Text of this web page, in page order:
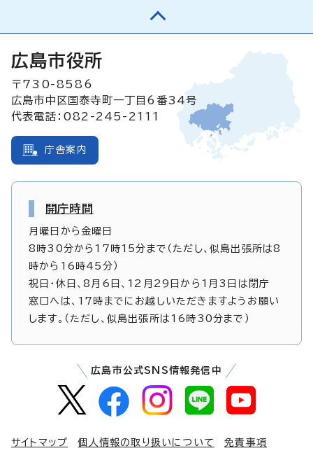
広島市役所
〒730-8586
広島市中区国泰寺町一丁目6番34号
代表電話：082-245-2111
庁舎案内
開庁時間
月曜日から金曜日
8時30分から17時15分まで（ただし、似島出張所は8
時から16時45分）
祝日・休日、8月6日、12月29日から1月3日は閉庁
窓口へは、17時までにお越しいただきますようお願い
します。（ただし、似島出張所は16時30分まで）
広島市公式SNS情報発信中
サイトマップ 個人情報の取り扱いについて 免責事項